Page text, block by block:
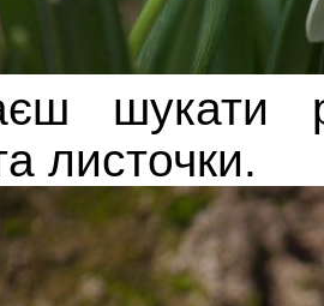
шукати
листочки.